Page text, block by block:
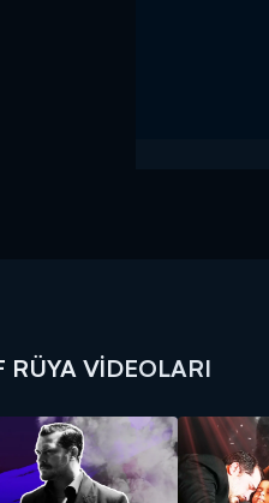
RÜYA VIDEOLARI